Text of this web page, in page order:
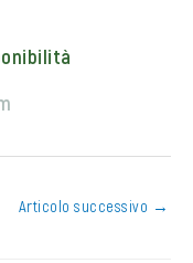
Articolo successivo →